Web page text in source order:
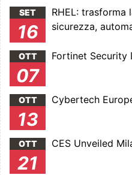
SET
16
RHEL:
sicurezza,
OTT
07
Fortinet Security
OTT
13
Cybertech
OTT
21
CES Unveiled